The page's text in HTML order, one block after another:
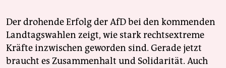
Der drohende Erfolg der AfD bei den kommenden
Landtagswahlen zeigt, wie stark rechtsextreme
Kräfte inzwischen geworden sind. Gerade jetzt
braucht es Zusammenhalt und Solidarität. Auch